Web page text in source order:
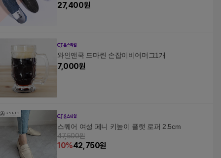
27,400원
와인앤쿡 드마린 손잡이비어머그1개
7,000원
스퀘어 여성 페니 키높이 플랫 로퍼 2.5cm
47,500원
10%42,750원